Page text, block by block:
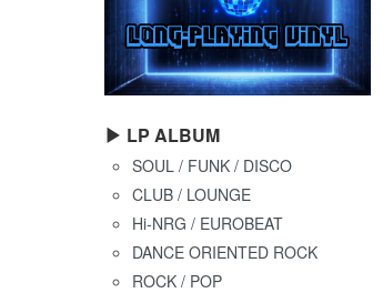
▶ LP ALBUM
SOUL / FUNK / DISCO
CLUB / LOUNGE
Hi-NRG / EUROBEAT
DANCE ORIENTED ROCK
ROCK / POP